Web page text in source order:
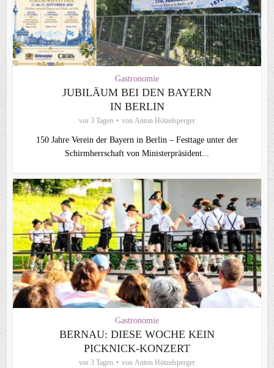
Gastronomie
JUBILÄUM BEI DEN BAYERN
IN BERLIN
vor 3 Tagen von Anton Hötzelsperger
150 Jahre Verein der Bayern in Berlin – Festtage unter der
Schirmherrschaft von Ministerpräsident...
Gastronomie
BERNAU: DIESE WOCHE KEIN
PICKNICK-KONZERT
vor 3 Tagen von Anton Hötzelsperger